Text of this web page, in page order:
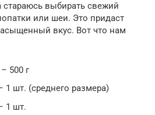
стараюсь выбирать свежий
или шеи. Это придаст
вкус. Вот что нам
500 г
1 шт. (среднего размера)
1 шт.